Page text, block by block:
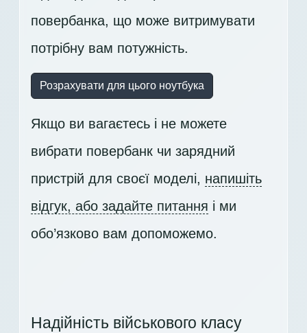
повербанка, що може витримувати
потрібну вам потужність.
Розрахувати для цього ноутбука
Якщо ви вагаєтесь і не можете
вибрати повербанк чи зарядний
пристрій для своєї моделі, напишіть
відгук, або задайте питання і ми
обо’язково вам допоможемо.
Надійність військового класу